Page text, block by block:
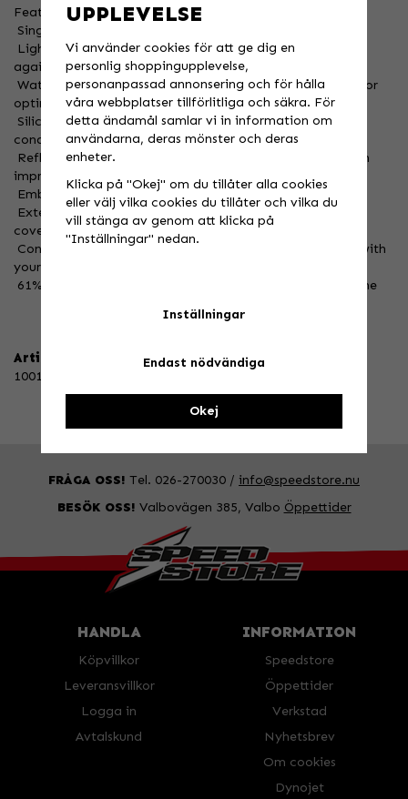
Features
 Single-layer PU palm for weather protection
 Lightly insulated soft-shell top hand ensures protection
against colder temps
 Waterresistant-breathable insert secured to outer layer for
optimal gripping
 Silicone printed palm graphic increases grip in wet
conditions
 Reflective graphic on top of hand offer a clean look with
improved visibility
 Embossed graphics for some added texture
 Extended waterresitant neoprene pull-on cuff for more
coverage
 Conductive index finger & thumb keeps you connected with
your digital device
 61% Polyester, 23% Nylon, 12% Polyurethane, 4% Elastane
Artikelnummer:
10018-00000
FRÅGA OSS! Tel. 026-270030 / info@speedstore.nu
BESÖK OSS! Valbovägen 385, Valbo Öppettider
HANDLA
Köpvillkor
Leveransvillkor
Logga in
Avtalskund
INFORMATION
Speedstore
Öppettider
Verkstad
Nyhetsbrev
Om cookies
Dynojet
UPPLEVELSE
Vi använder cookies för att ge dig en
personlig shoppingupplevelse,
personanpassad annonsering och för hålla
våra webbplatser tillförlitliga och säkra. För
detta ändamål samlar vi in information om
användarna, deras mönster och deras
enheter.
Klicka på "Okej" om du tillåter alla cookies
eller välj vilka cookies du tillåter och vilka du
vill stänga av genom att klicka på
"Inställningar" nedan.
Inställningar
Endast nödvändiga
Okej